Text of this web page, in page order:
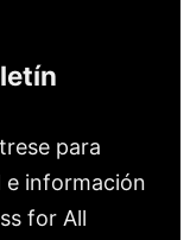
para
e información
for All